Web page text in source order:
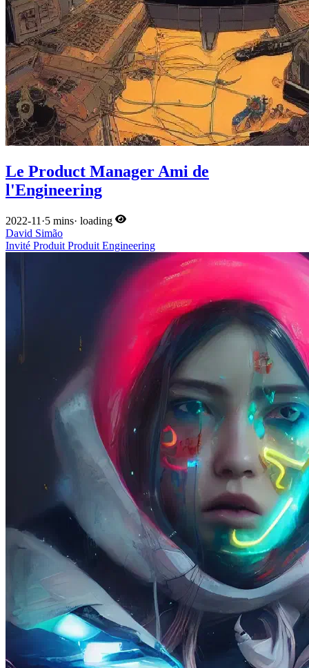
Le Product Manager Ami de
l'Engineering
2022-11 ·5 mins· loading
David Simão
Invité Produit Produit Engineering